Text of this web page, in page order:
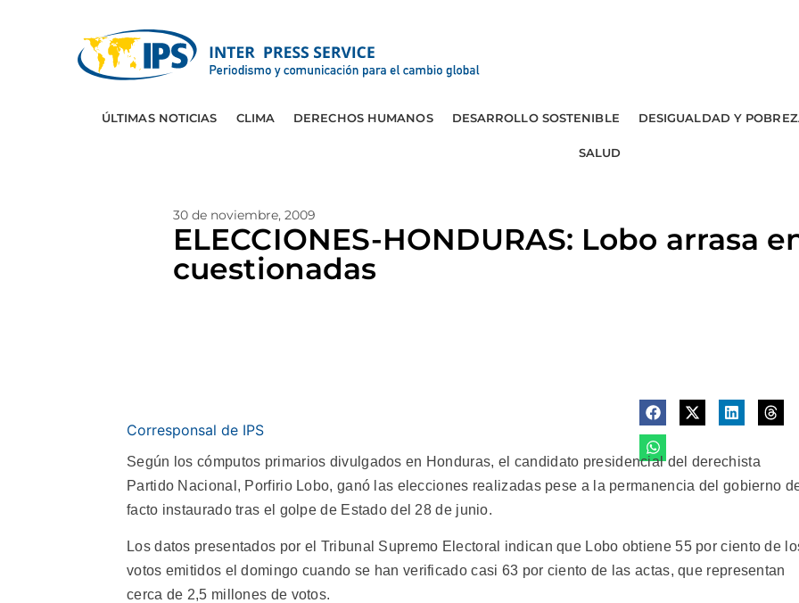
ÚLTIMAS NOTICIAS CLIMA DERECHOS HUMANOS DESARROLLO SOSTENIBLE DESIGUALDAD Y
SALUD
30 de noviembre, 2009
ELECCIONES-HONDURAS: Lobo arrasa
cuestionadas
Corresponsal de IPS
Según los cómputos primarios divulgados en Honduras, el candidato presidencial del derechista
Partido Nacional, Porfirio Lobo, ganó las elecciones realizadas pese a la permanencia del gobierno
facto instaurado tras el golpe de Estado del 28 de junio.
Los datos presentados por el Tribunal Supremo Electoral indican que Lobo obtiene 55 por ciento de
votos emitidos el domingo cuando se han verificado casi 63 por ciento de las actas, que representan
cerca de 2,5 millones de votos.